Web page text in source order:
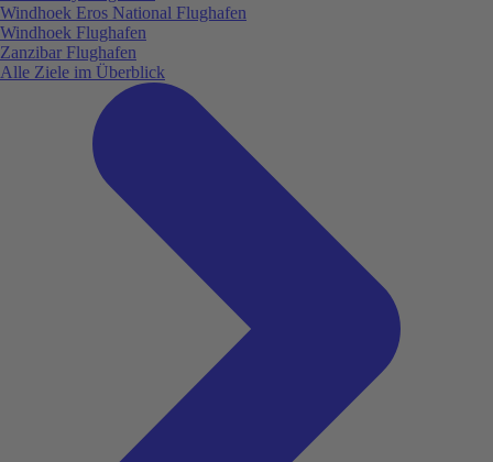
Windhoek Eros National Flughafen
Windhoek Flughafen
Zanzibar Flughafen
Alle Ziele im Überblick